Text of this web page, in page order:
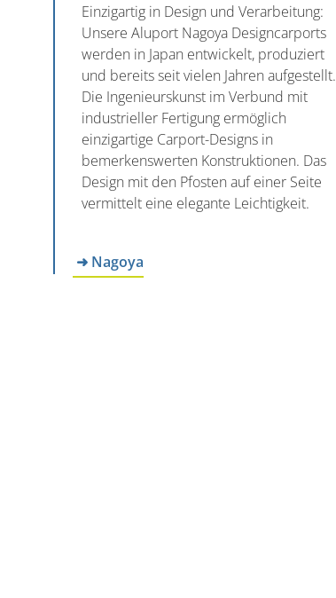
Einzigartig in Design und Verarbeitung:
Unsere Aluport Nagoya Designcarports
werden in Japan entwickelt, produziert
und bereits seit vielen Jahren aufgestellt.
Die Ingenieurskunst im Verbund mit
industrieller Fertigung ermöglich
einzigartige Carport-Designs in
bemerkenswerten Konstruktionen. Das
Design mit den Pfosten auf einer Seite
vermittelt eine elegante Leichtigkeit.
➜ Nagoya